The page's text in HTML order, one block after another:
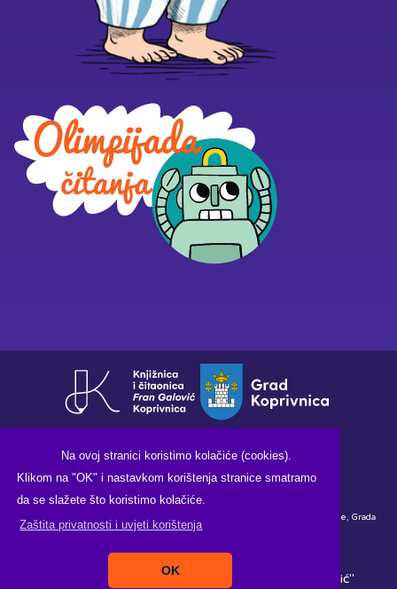
Na ovoj stranici koristimo kolačiće (cookies).
Klikom na "OK" i nastavkom korištenja stranice smatramo
da se slažete što koristimo kolačiće.
Zaštita privatnosti i uvjeti korištenja
OK
Financirano sredstvima Ministarstva kulture i medija Republike Hrvatske, Grada
Copyright ©2026. Knjižnica i čitaonica "Fran Galović"